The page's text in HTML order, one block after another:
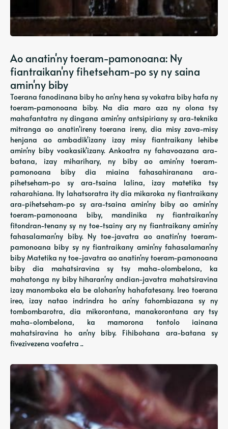
Ao anatin'ny toeram-pamonoana: Ny
fiantraikan'ny fihetseham-po sy ny saina
amin'ny biby
Toerana fanodinana biby ho an'ny hena sy vokatra biby hafa ny
toeram-pamonoana biby. Na dia maro aza ny olona tsy
mahafantatra ny dingana amin'ny antsipiriany sy ara-teknika
mitranga ao anatin'ireny toerana ireny, dia misy zava-misy
henjana ao ambadik'izany izay misy fiantraikany lehibe
amin'ny biby voakasik'izany. Ankoatra ny fahavoazana ara-
batana, izay miharihary, ny biby ao amin'ny toeram-
pamonoana biby dia miaina fahasahiranana ara-
pihetseham-po sy ara-tsaina lalina, izay matetika tsy
raharahiana. Ity lahatsoratra ity dia mikaroka ny fiantraikany
ara-pihetseham-po sy ara-tsaina amin'ny biby ao amin'ny
toeram-pamonoana biby, mandinika ny fiantraikan'ny
fitondran-tenany sy ny toe-tsainy ary ny fiantraikany amin'ny
fahasalaman'ny biby. Ny toe-javatra ao anatin'ny toeram-
pamonoana biby sy ny fiantraikany amin'ny fahasalaman'ny
biby Matetika ny toe-javatra ao anatin'ny toeram-pamonoana
biby dia mahatsiravina sy tsy maha-olombelona, ​​​​ka
mahatonga ny biby hiharan'ny andian-javatra mahatsiravina
izay manomboka ela be alohan'ny hahafatesany. Ireo toerana
ireo, izay natao indrindra ho an'ny fahombiazana sy ny
tombombarotra, dia mikorontana, manakorontana ary tsy
maha-olombelona, ​​​​ka mamorona tontolo iainana
mahatsiravina ho an'ny biby. Fihibohana ara-batana sy
fivezivezena voafetra ..